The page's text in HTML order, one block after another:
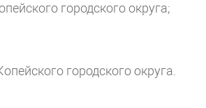
городского округа;
городского округа.